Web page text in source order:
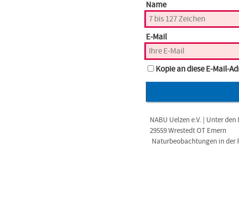
Name
E-Mail
Kopie an diese E-Mail-
NABU Uelzen e.V. | Unter den
29559 Wrestedt OT Emern
Naturbeobachtungen in der